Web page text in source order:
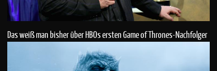
Das weiß man bisher über HBOs ersten Game of Thrones-Nachfolger